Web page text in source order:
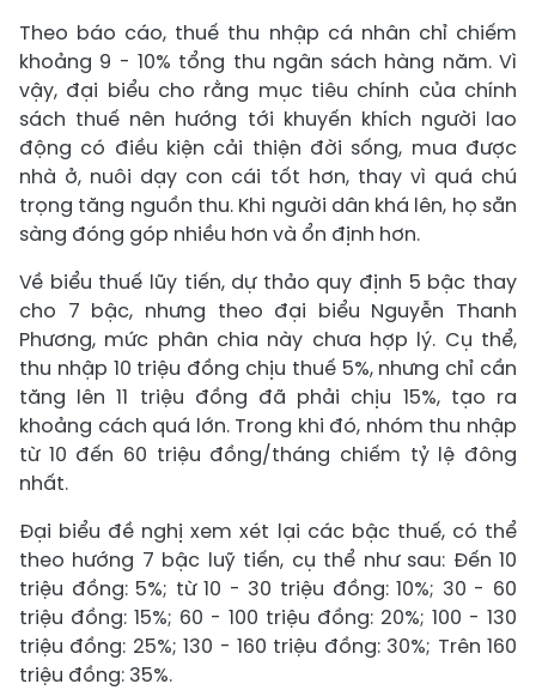
Theo báo cáo, thuế thu nhập cá nhân chỉ chiếm
khoảng 9 - 10% tổng thu ngân sách hàng năm. Vì
vậy, đại biểu cho rằng mục tiêu chính của chính
sách thuế nên hướng tới khuyến khích người lao
động có điều kiện cải thiện đời sống, mua được
nhà ở, nuôi dạy con cái tốt hơn, thay vì quá chú
trọng tăng nguồn thu. Khi người dân khá lên, họ sẵn
sàng đóng góp nhiều hơn và ổn định hơn.
Về biểu thuế lũy tiến, dự thảo quy định 5 bậc thay
cho 7 bậc, nhưng theo đại biểu Nguyễn Thanh
Phương, mức phân chia này chưa hợp lý. Cụ thể,
thu nhập 10 triệu đồng chịu thuế 5%, nhưng chỉ cần
tăng lên 11 triệu đồng đã phải chịu 15%, tạo ra
khoảng cách quá lớn. Trong khi đó, nhóm thu nhập
từ 10 đến 60 triệu đồng/tháng chiếm tỷ lệ đông
nhất.
Đại biểu đề nghị xem xét lại các bậc thuế, có thể
theo hướng 7 bậc luỹ tiến, cụ thể như sau: Đến 10
triệu đồng: 5%; từ 10 - 30 triệu đồng: 10%; 30 - 60
triệu đồng: 15%; 60 - 100 triệu đồng: 20%; 100 - 130
triệu đồng: 25%; 130 - 160 triệu đồng: 30%; Trên 160
triệu đồng: 35%.